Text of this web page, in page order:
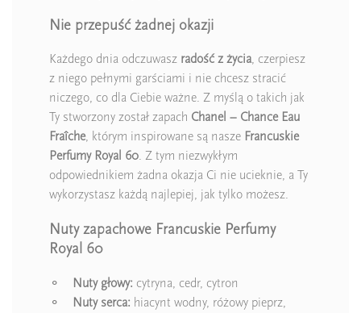
Nie przepuść żadnej okazji
Każdego dnia odczuwasz radość z życia, czerpiesz
z niego pełnymi garściami i nie chcesz stracić
niczego, co dla Ciebie ważne. Z myślą o takich jak
Ty stworzony został zapach Chanel – Chance Eau
Fraîche, którym inspirowane są nasze Francuskie
Perfumy Royal 60. Z tym niezwykłym
odpowiednikiem żadna okazja Ci nie ucieknie, a Ty
wykorzystasz każdą najlepiej, jak tylko możesz.
Nuty zapachowe Francuskie Perfumy
Royal 60
⚬ Nuty głowy: cytryna, cedr, cytron
⚬
Nuty serca: hiacynt wodny, różowy pieprz,